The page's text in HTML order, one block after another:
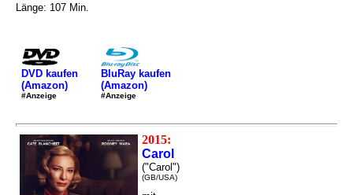
Länge: 107 Min.
DVD kaufen
(Amazon)
#Anzeige
BluRay kaufen
(Amazon)
#Anzeige
2015:
Carol
("Carol")
(GB/USA)